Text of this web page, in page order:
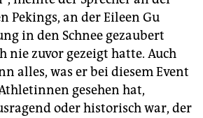
Pekings, an der Eileen Gu
in den Schnee gezaubert
nie zuvor gezeigt hatte. Auch
alles, was er bei diesem Event
gesehen hat,
oder historisch war, der